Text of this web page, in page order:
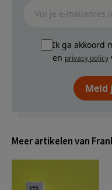
Ik ga akkoord
en privacy policy
Meld
Meer artikelen van